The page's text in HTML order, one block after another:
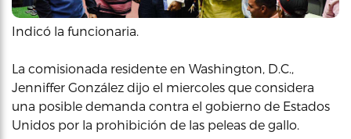
Indicó la funcionaria.
La comisionada residente en Washington, D.C.,
Jenniffer González dijo el miercoles que considera
una posible demanda contra el gobierno de Estados
Unidos por la prohibición de las peleas de gallo.